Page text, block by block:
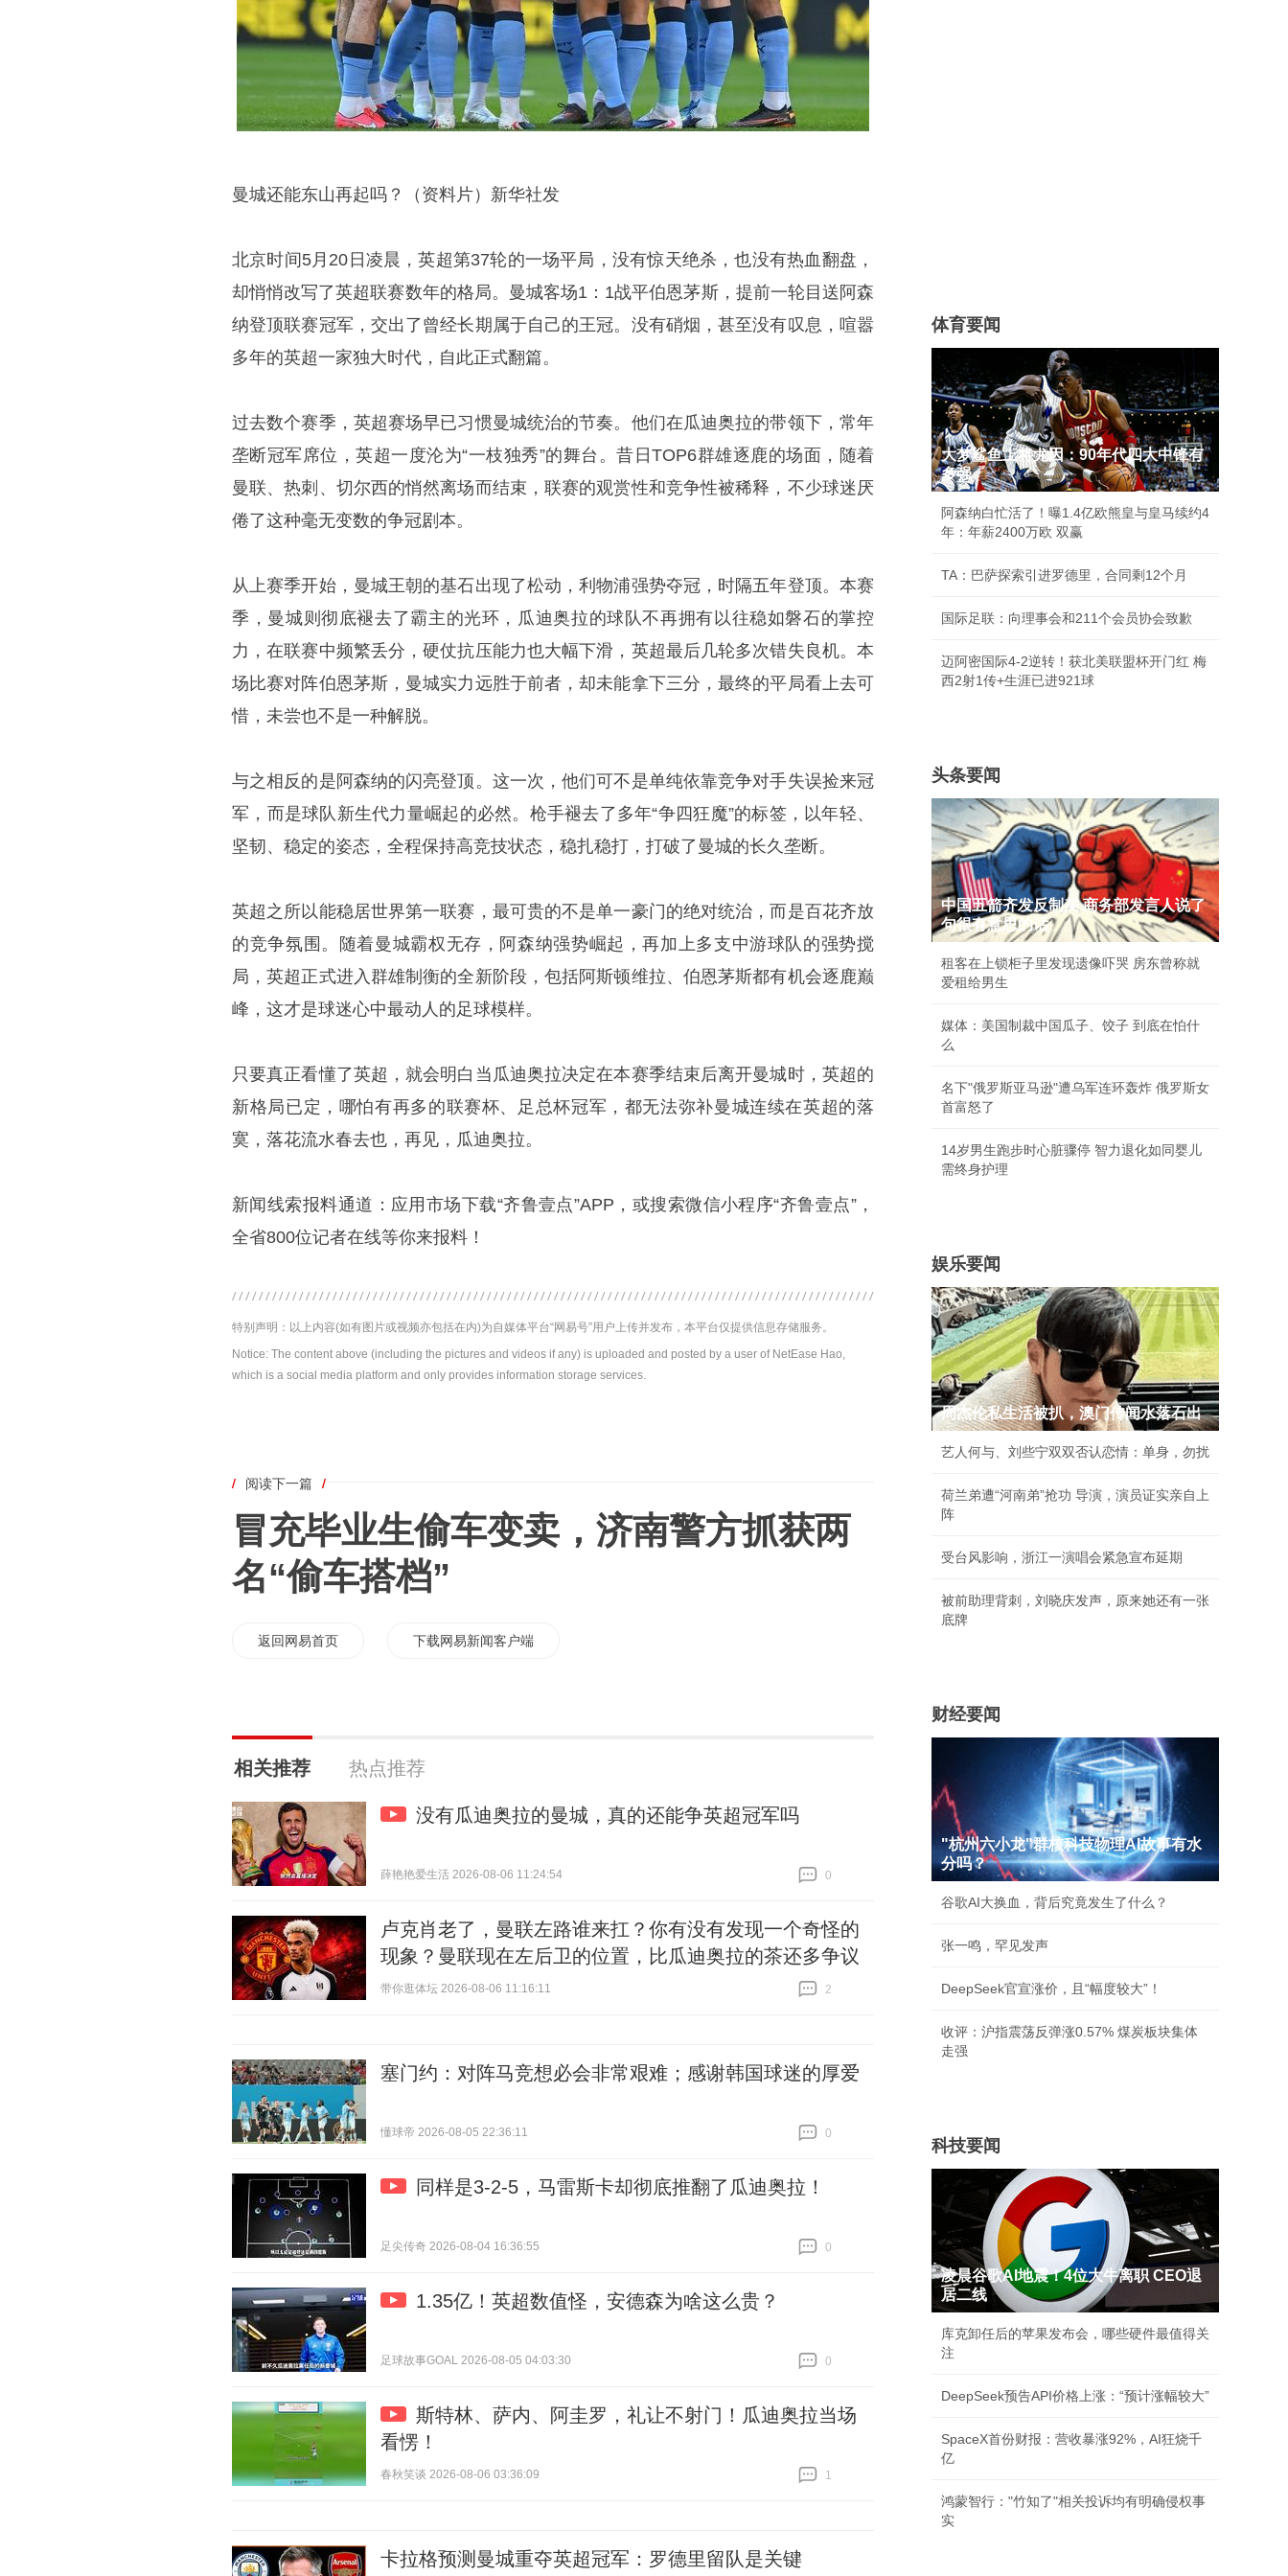
曼城还能东山再起吗？（资料片）新华社发
北京时间5月20日凌晨，英超第37轮的一场平局，没有惊天绝杀，也没有热血翻盘，
却悄悄改写了英超联赛数年的格局。曼城客场1：1战平伯恩茅斯，提前一轮目送阿森
纳登顶联赛冠军，交出了曾经长期属于自己的王冠。没有硝烟，甚至没有叹息，喧嚣
多年的英超一家独大时代，自此正式翻篇。
过去数个赛季，英超赛场早已习惯曼城统治的节奏。他们在瓜迪奥拉的带领下，常年
垄断冠军席位，英超一度沦为“一枝独秀”的舞台。昔日TOP6群雄逐鹿的场面，随着
曼联、热刺、切尔西的悄然离场而结束，联赛的观赏性和竞争性被稀释，不少球迷厌
倦了这种毫无变数的争冠剧本。
从上赛季开始，曼城王朝的基石出现了松动，利物浦强势夺冠，时隔五年登顶。本赛
季，曼城则彻底褪去了霸主的光环，瓜迪奥拉的球队不再拥有以往稳如磐石的掌控
力，在联赛中频繁丢分，硬仗抗压能力也大幅下滑，英超最后几轮多次错失良机。本
场比赛对阵伯恩茅斯，曼城实力远胜于前者，却未能拿下三分，最终的平局看上去可
惜，未尝也不是一种解脱。
与之相反的是阿森纳的闪亮登顶。这一次，他们可不是单纯依靠竞争对手失误捡来冠
军，而是球队新生代力量崛起的必然。枪手褪去了多年“争四狂魔”的标签，以年轻、
坚韧、稳定的姿态，全程保持高竞技状态，稳扎稳打，打破了曼城的长久垄断。
英超之所以能稳居世界第一联赛，最可贵的不是单一豪门的绝对统治，而是百花齐放
的竞争氛围。随着曼城霸权无存，阿森纳强势崛起，再加上多支中游球队的强势搅
局，英超正式进入群雄制衡的全新阶段，包括阿斯顿维拉、伯恩茅斯都有机会逐鹿巅
峰，这才是球迷心中最动人的足球模样。
只要真正看懂了英超，就会明白当瓜迪奥拉决定在本赛季结束后离开曼城时，英超的
新格局已定，哪怕有再多的联赛杯、足总杯冠军，都无法弥补曼城连续在英超的落
寞，落花流水春去也，再见，瓜迪奥拉。
新闻线索报料通道：应用市场下载“齐鲁壹点”APP，或搜索微信小程序“齐鲁壹点”，
全省800位记者在线等你来报料！
特别声明：以上内容(如有图片或视频亦包括在内)为自媒体平台“网易号”用户上传并发布，本平台仅提供信息存储服务。
Notice: The content above (including the pictures and videos if any) is uploaded and posted by a user of NetEase Hao,
which is a social media platform and only provides information storage services.
/ 阅读下一篇 /
冒充毕业生偷车变卖，济南警方抓获两
名“偷车搭档”
返回网易首页 下载网易新闻客户端
相关推荐 热点推荐
没有瓜迪奥拉的曼城，真的还能争英超冠军吗
薛艳艳爱生活 2026-08-06 11:24:54
0
卢克肖老了，曼联左路谁来扛？你有没有发现一个奇怪的
现象？曼联现在左后卫的位置，比瓜迪奥拉的茶还多争议
带你逛体坛 2026-08-06 11:16:11
2
塞门约：对阵马竞想必会非常艰难；感谢韩国球迷的厚爱
懂球帝 2026-08-05 22:36:11
0
同样是3-2-5，马雷斯卡却彻底推翻了瓜迪奥拉！
足尖传奇 2026-08-04 16:36:55
0
1.35亿！英超数值怪，安德森为啥这么贵？
足球故事GOAL 2026-08-05 04:03:30
0
斯特林、萨内、阿圭罗，礼让不射门！瓜迪奥拉当场
看愣！
春秋笑谈 2026-08-06 03:36:09
1
卡拉格预测曼城重夺英超冠军：罗德里留队是关键
体育要闻
大梦鲨鱼上将尤因：90年代四大中锋有
多强
阿森纳白忙活了！曝1.4亿欧熊皇与皇马续约4
年：年薪2400万欧 双赢
TA：巴萨探索引进罗德里，合同剩12个月
国际足联：向理事会和211个会员协会致歉
迈阿密国际4-2逆转！获北美联盟杯开门红 梅
西2射1传+生涯已进921球
头条要闻
中国五箭齐发反制美 商务部发言人说了
句很有意思的话
租客在上锁柜子里发现遗像吓哭 房东曾称就
爱租给男生
媒体：美国制裁中国瓜子、饺子 到底在怕什
么
名下"俄罗斯亚马逊"遭乌军连环轰炸 俄罗斯女
首富怒了
14岁男生跑步时心脏骤停 智力退化如同婴儿
需终身护理
娱乐要闻
周杰伦私生活被扒，澳门传闻水落石出
艺人何与、刘些宁双双否认恋情：单身，勿扰
荷兰弟遭“河南弟”抢功 导演，演员证实亲自上
阵
受台风影响，浙江一演唱会紧急宣布延期
被前助理背刺，刘晓庆发声，原来她还有一张
底牌
财经要闻
"杭州六小龙"群核科技物理AI故事有水
分吗？
谷歌AI大换血，背后究竟发生了什么？
张一鸣，罕见发声
DeepSeek官宣涨价，且“幅度较大”！
收评：沪指震荡反弹涨0.57% 煤炭板块集体
走强
科技要闻
凌晨谷歌AI地震！4位大牛离职 CEO退
居二线
库克卸任后的苹果发布会，哪些硬件最值得关
注
DeepSeek预告API价格上涨：“预计涨幅较大”
SpaceX首份财报：营收暴涨92%，AI狂烧千
亿
鸿蒙智行："竹知了"相关投诉均有明确侵权事
实